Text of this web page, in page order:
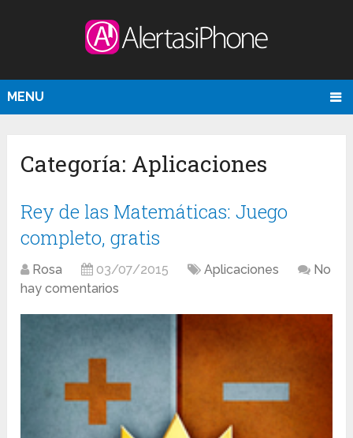
MENU
Categoría: Aplicaciones
Rey de las Matemáticas: Juego
completo, gratis
Rosa 03/07/2015 Aplicaciones
No
hay comentarios